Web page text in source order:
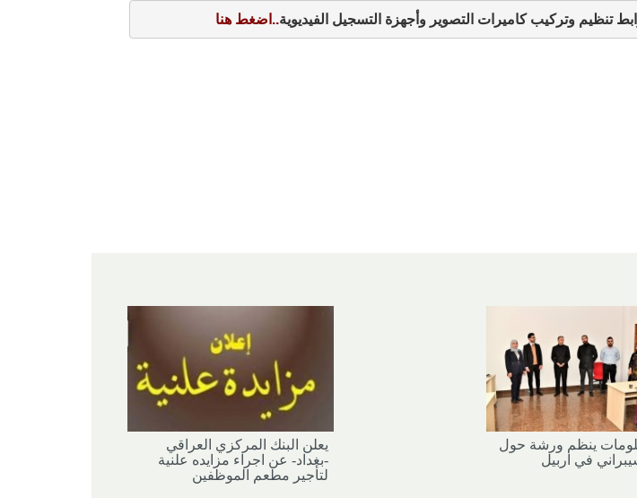
تنظيم وتركيب كاميرات التصوير وأجهزة التسجيل الفيديوية.. اضغط هنا
ينظم ورشة حول
في اربيل
يعلن البنك المركزي العراقي
-بغداد- عن اجراء مزايده علنية
لتأجير مطعم الموظفين